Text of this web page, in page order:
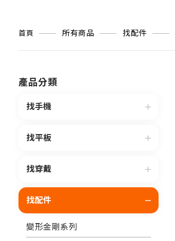
首頁 所有商品 找配件
產品分類
找手機
找平板
找穿戴
找配件
變形金剛系列